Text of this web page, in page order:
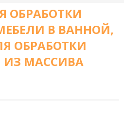
ОБРАБОТКИ
В ВАННОЙ,
ОБРАБОТКИ
МАССИВА